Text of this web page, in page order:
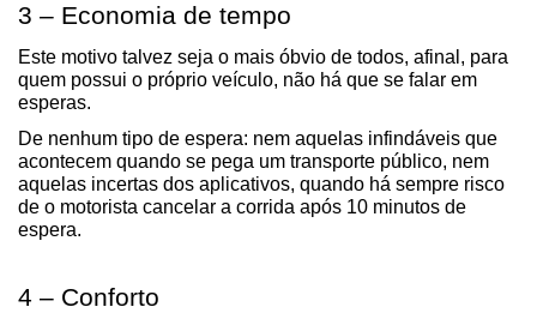
3 – Economia de tempo
Este motivo talvez seja o mais óbvio de todos, afinal, para
quem possui o próprio veículo, não há que se falar em
esperas.
De nenhum tipo de espera: nem aquelas infindáveis que
acontecem quando se pega um transporte público, nem
aquelas incertas dos aplicativos, quando há sempre risco
de o motorista cancelar a corrida após 10 minutos de
espera.
4 – Conforto